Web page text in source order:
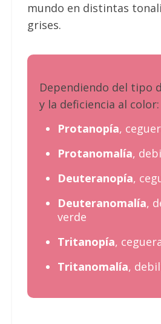
mundo en distintas
grises.
Dependiendo del tipo
y la deficiencia al color:
Protanopía,
Protanomalía,
Deuteranopía,
Deuteranomalía,
verde
Tritanopía,
Tritanomalía,